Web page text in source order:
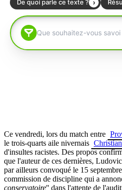
Ce vendredi, lors du match entre
le trois-quarts aile nivernais
d'insultes racistes. Des propos
que l'auteur de ces dernières,
par ailleurs convoqué le 15
commission de discipline qui a
conservatoire'' dans l'attente de